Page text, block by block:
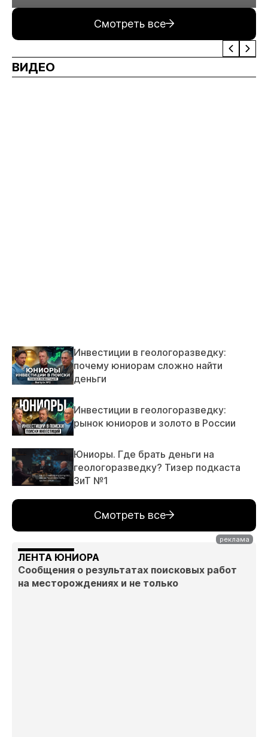
Смотреть все
ВИДЕО
Инвестиции в геологоразведку:
почему юниорам сложно найти
деньги
Инвестиции в геологоразведку:
рынок юниоров и золото в России
Юниоры. Где брать деньги на
геологоразведку? Тизер подкаста
ЗиТ №1
Смотреть все
ЛЕНТА ЮНИОРА
Сообщения о результатах поисковых работ
на месторождениях и не только